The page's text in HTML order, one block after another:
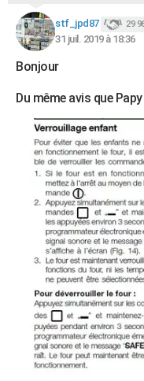
stf_jpd87 29
31 juil. 2019 à 18:36
Bonjour
Du même avis que